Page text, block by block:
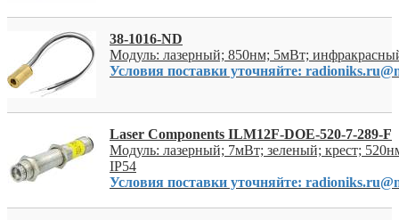
38-1016-ND
Модуль: лазерный; 850нм; 5мВт;
Условия поставки уточняйте:
Laser Components ILM12F-DOE-520-7-289-F
Модуль: лазерный; 7мВт; зеленый; крест;
IP54
Условия поставки уточняйте: